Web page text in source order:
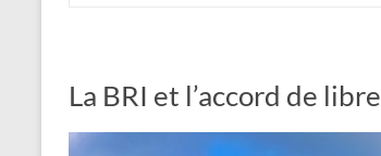
La BRI et l’accord de